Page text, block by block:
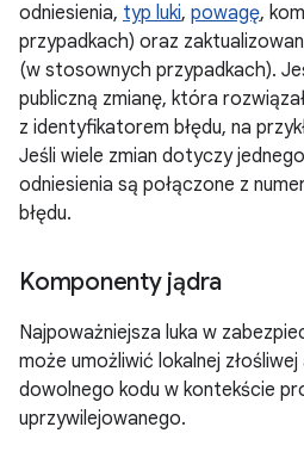
odniesienia, typ luki, powagę,
przypadkach) oraz
(w stosownych przypadkach).
publiczną zmianę, która
z identyfikatorem błędu, na
Jeśli wiele zmian dotyczy
odniesienia są połączone z
błędu.
Komponenty jądra
Najpoważniejsza luka w
może umożliwić lokalnej
dowolnego kodu w kontekście
uprzywilejowanego.